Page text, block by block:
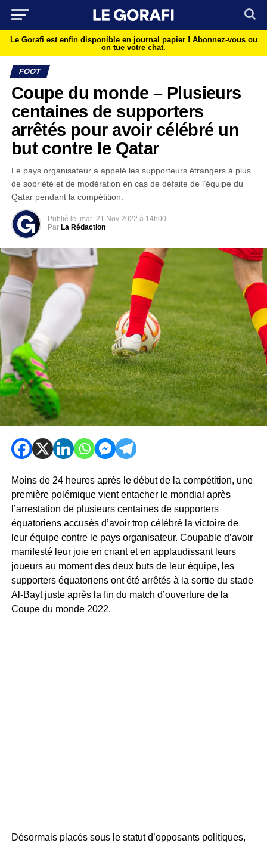
Le Gorafi est enfin disponible en journal papier ! Abonnez-vous ou
on tue votre chat.
FOOT
Coupe du monde – Plusieurs
centaines de supporters
arrêtés pour avoir célébré un
but contre le Qatar
Le pays organisateur a appelé les supporteurs étrangers à plus
de sobriété et de modération en cas de défaite de l’équipe du
Qatar pendant la compétition.
Publié le mar 21 Nov 2022 à 14h00
Par La Rédaction
Moins de 24 heures après le début de la compétition, une
première polémique vient entacher le mondial après
l’arrestation de plusieurs centaines de supporters
équatoriens accusés d’avoir trop célébré la victoire de
leur équipe contre le pays organisateur. Coupable d’avoir
manifesté leur joie en criant et en applaudissant leurs
joueurs au moment des deux buts de leur équipe, les
supporters équatoriens ont été arrêtés à la sortie du stade
Al-Bayt juste après la fin du match d’ouverture de la
Coupe du monde 2022.
Désormais placés sous le statut d’opposants politiques,